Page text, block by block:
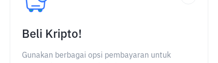
Beli Kripto!
Gunakan berbagai opsi pembayaran untuk